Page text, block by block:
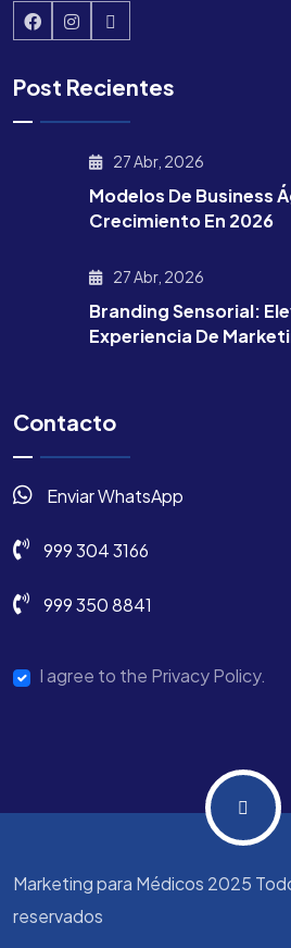
Post Recientes
27 Abr, 2026
Modelos De Business
Crecimiento En 2026
27 Abr, 2026
Branding Sensorial:
Experiencia De
Contacto
Enviar WhatsApp
999 304 3166
999 350 8841
I agree to the Privacy Policy.
Marketing para Médicos 2025
reservados